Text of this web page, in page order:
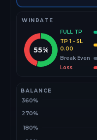
WINRATE
55%
FULL TP
TP 1 - SL
0.00
Break Even
Loss
BALANCE
180%
270%
360%